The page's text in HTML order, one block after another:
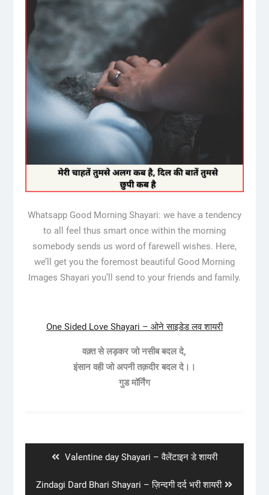
Whatsapp Good Morning Shayari: we have a tendency
to all feel thus smart once within the morning
somebody sends us word of farewell wishes. Here,
we’ll get you the foremost beautiful Good Morning
Images Shayari you’ll send to your friends and family.
One Sided Love Shayari – ओने साइडेड लव शायरी
वक़्त से लड़कर जो नसीब बदल दे,
इंसान वही जो अपनी तक़दीर बदल दे।।
गुड मॉर्निंग
Previous
Valentine day Shayari – वैलेंटाइन डे शायरी
Next
Zindagi Dard Bhari Shayari – ज़िन्दगी दर्द भरी शायरी